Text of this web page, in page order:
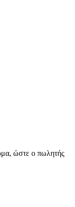
ώστε ο πωλητής